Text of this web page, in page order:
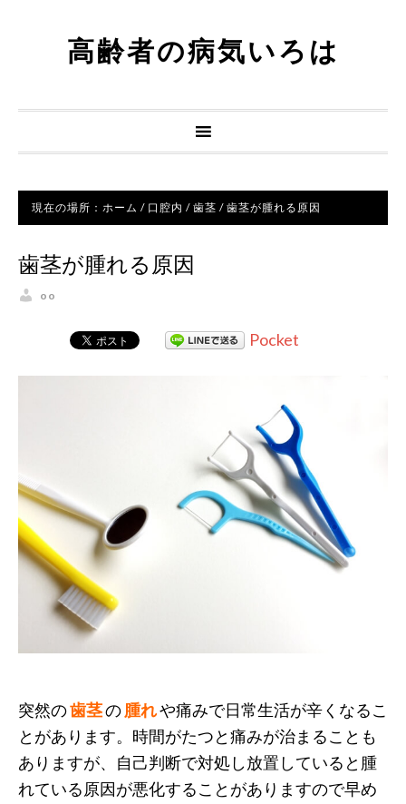
高齢者の病気いろは
現在の場所： ホーム / 口腔内 / 歯茎 / 歯茎が腫れる原因
歯茎が腫れる原因
oo
Pocket
突然の歯茎の腫れや痛みで日常生活が辛くなるこ
とがあります。時間がたつと痛みが治まることも
ありますが、自己判断で対処し放置していると腫
れている原因が悪化することがありますので早め